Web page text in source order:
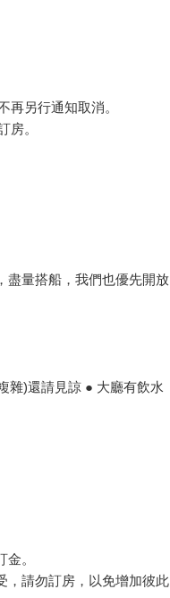
另行通知取消。
房。
盡量搭船，我們也優先開放
雜)還請見諒 ● 大廳有飲水
。
，請勿訂房，以免增加彼此